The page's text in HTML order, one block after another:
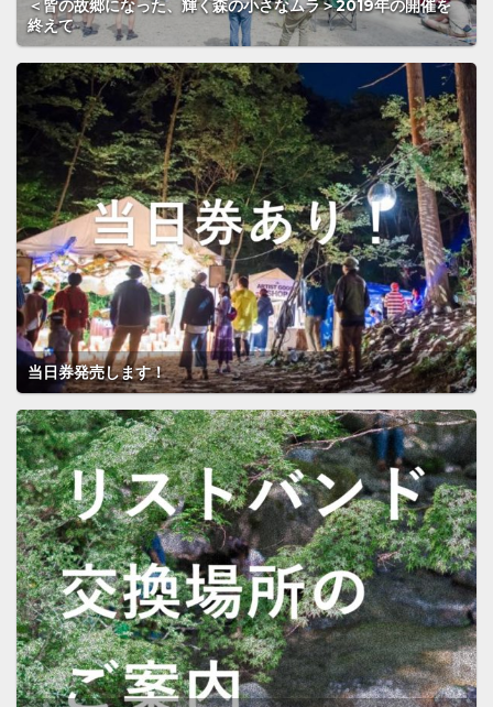
＜皆の故郷になった、輝く森の小さなムラ＞2019年の開催を
終えて
当日券発売します！